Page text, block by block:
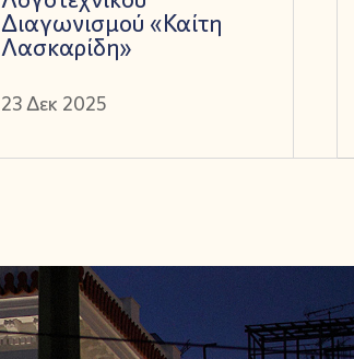
Διαγωνισμού «Καίτη
Λασκαρίδη»
23 Δεκ 2025